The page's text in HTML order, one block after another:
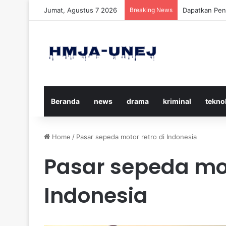
Jumat, Agustus 7 2026 Breaking News Cara Efektif
Beranda news drama kriminal
Home / Pasar sepeda motor retro di Indonesia
Pasar sepeda
Indonesia